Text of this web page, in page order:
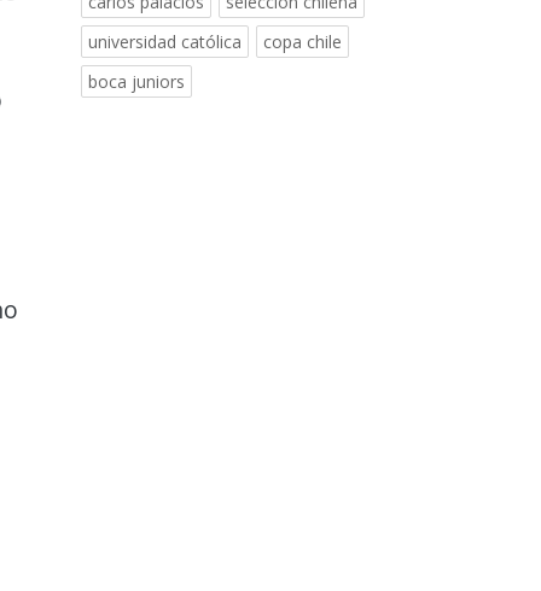
universidad católica
copa chile
boca juniors